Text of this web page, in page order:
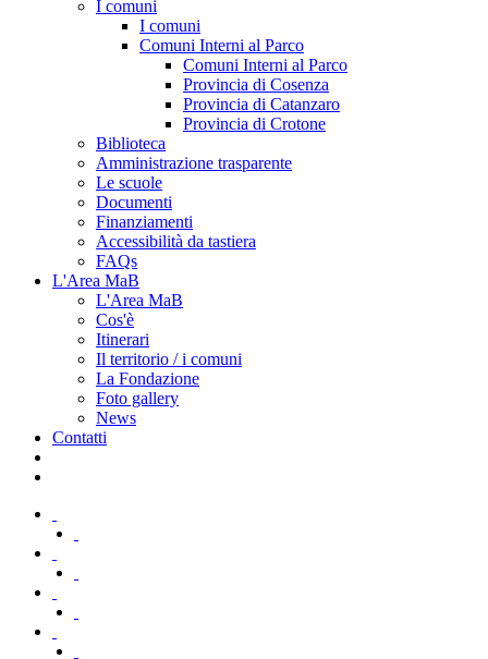
I comuni
I comuni
Comuni Interni al Parco
Comuni Interni al Parco
Provincia di Cosenza
Provincia di Catanzaro
Provincia di Crotone
Biblioteca
Amministrazione trasparente
Le scuole
Documenti
Finanziamenti
Accessibilità da tastiera
FAQs
L'Area MaB
L'Area MaB
Cos'è
Itinerari
Il territorio / i comuni
La Fondazione
Foto gallery
News
Contatti